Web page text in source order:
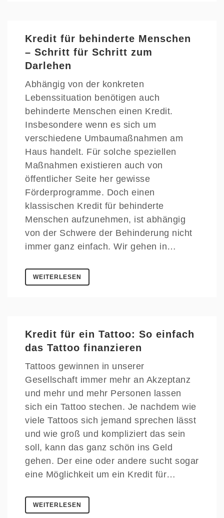
Kredit für behinderte Menschen
– Schritt für Schritt zum
Darlehen
Abhängig von der konkreten
Lebenssituation benötigen auch
behinderte Menschen einen Kredit.
Insbesondere wenn es sich um
verschiedene Umbaumaßnahmen am
Haus handelt. Für solche speziellen
Maßnahmen existieren auch von
öffentlicher Seite her gewisse
Förderprogramme. Doch einen
klassischen Kredit für behinderte
Menschen aufzunehmen, ist abhängig
von der Schwere der Behinderung nicht
immer ganz einfach. Wir gehen in…
WEITERLESEN
Kredit für ein Tattoo: So einfach
das Tattoo finanzieren
Tattoos gewinnen in unserer
Gesellschaft immer mehr an Akzeptanz
und mehr und mehr Personen lassen
sich ein Tattoo stechen. Je nachdem wie
viele Tattoos sich jemand sprechen lässt
und wie groß und kompliziert das sein
soll, kann das ganz schön ins Geld
gehen. Der eine oder andere sucht sogar
eine Möglichkeit um ein Kredit für…
WEITERLESEN